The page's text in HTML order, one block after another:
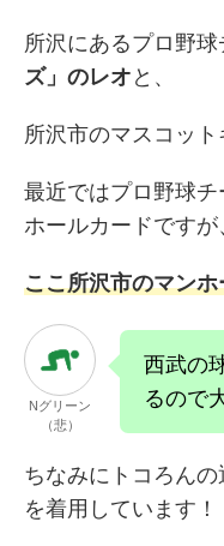
所沢にあるプロ野球
ズ」のレオ と、
所沢市のマスコッ
最近ではプロ野球
ホールカードですが
ここ所沢市のマン
Nグリーン
（悲）
西武の
るので
ちなみにトコろん
を着用しています ！